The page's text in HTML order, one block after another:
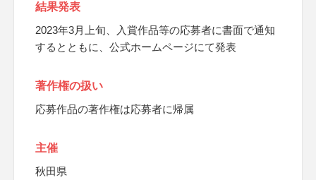
結果発表
2023年3月上旬、入賞作品等の応募者に書面で通知
するとともに、公式ホームページにて発表
著作権の扱い
応募作品の著作権は応募者に帰属
主催
秋田県